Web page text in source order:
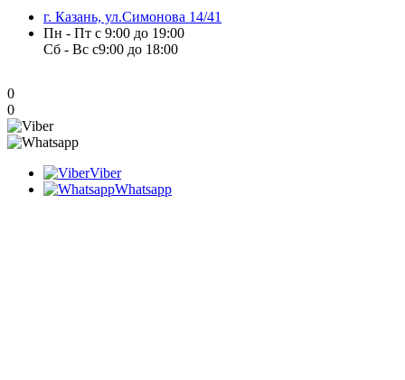
г. Казань, ул.Симонова 14/41
Пн - Пт с 9:00 до 19:00
Сб - Вс с9:00 до 18:00
0
0
Viber
Whatsapp